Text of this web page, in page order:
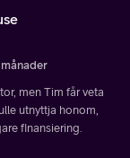
men Tim får veta
utnyttja honom,
finansiering.